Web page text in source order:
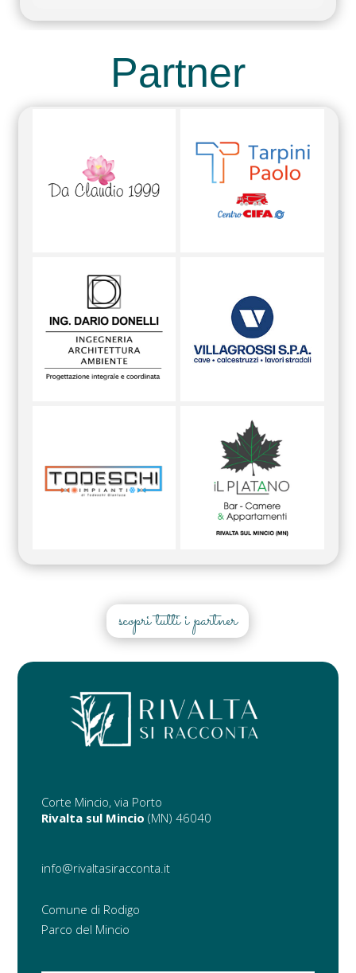
Partner
scopri tutti i partner
Corte Mincio, via Porto
Rivalta sul Mincio (MN) 46040
info@rivaltasiracconta.it
Comune di Rodigo
Parco del Mincio